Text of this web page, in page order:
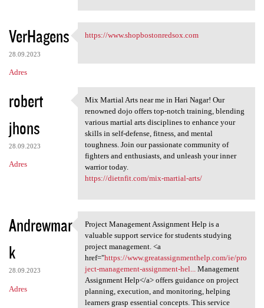
VerHagens
28.09.2023
Adres
https://www.shopbostonredsox
https://www.shopbostonredsox.com
robert
jhons
28.09.2023
Adres
Mix Martial Arts near me in
Mix Martial Arts near me in Hari Nagar! Our
renowned dojo offers top-notch training, blending
various martial arts disciplines to enhance your
skills in self-defense, fitness, and mental
toughness. Join our passionate community of
fighters and enthusiasts, and unleash your inner
warrior today.
https://dietnfit.com/mix-martial-arts/
Andrewmar
k
28.09.2023
Adres
Project Management Assignment
Project Management Assignment Help is a
valuable support service for students studying
project management. <a
href="https://www.greatassignmenthelp.com/ie/pro
ject-management-assignment-hel...Management
Assignment Help</a> offers guidance on project
planning, execution, and monitoring, helping
learners grasp essential concepts. This service